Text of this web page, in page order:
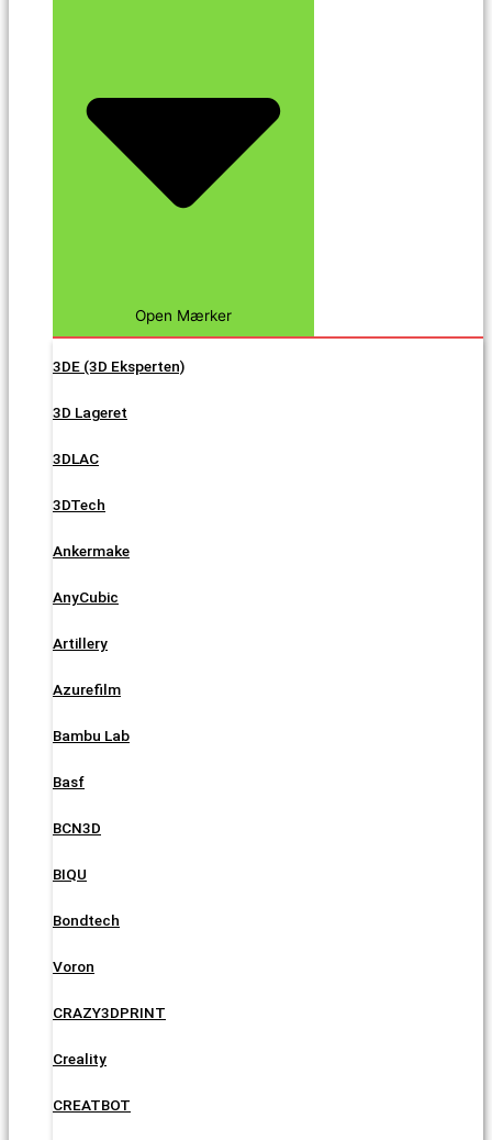
Open Mærker
3DE (3D Eksperten)
3D Lageret
3DLAC
3DTech
Ankermake
AnyCubic
Artillery
Azurefilm
Bambu Lab
Basf
BCN3D
BIQU
Bondtech
Voron
CRAZY3DPRINT
Creality
CREATBOT